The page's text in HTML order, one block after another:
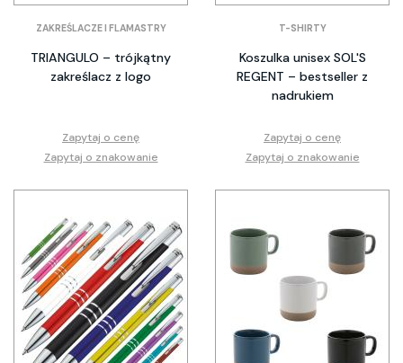
ZAKREŚLACZE I FLAMASTRY
TRIANGULO – trójkątny
zakreślacz z logo
Zapytaj o cenę
Zapytaj o znakowanie
T-SHIRTY
Koszulka unisex SOL'S
REGENT – bestseller z
nadrukiem
Zapytaj o cenę
Zapytaj o znakowanie